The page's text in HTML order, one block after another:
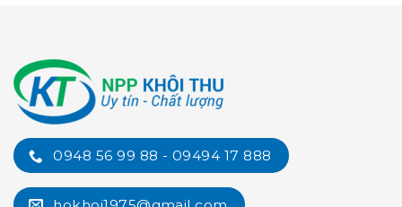
0948 56 99 88 - 09494 17 888